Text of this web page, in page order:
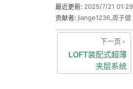
最近更新: 2025/7/21 01:29
贡献者: jiange1236,周子健
下一页
LOFT装配式超薄
夹层系统